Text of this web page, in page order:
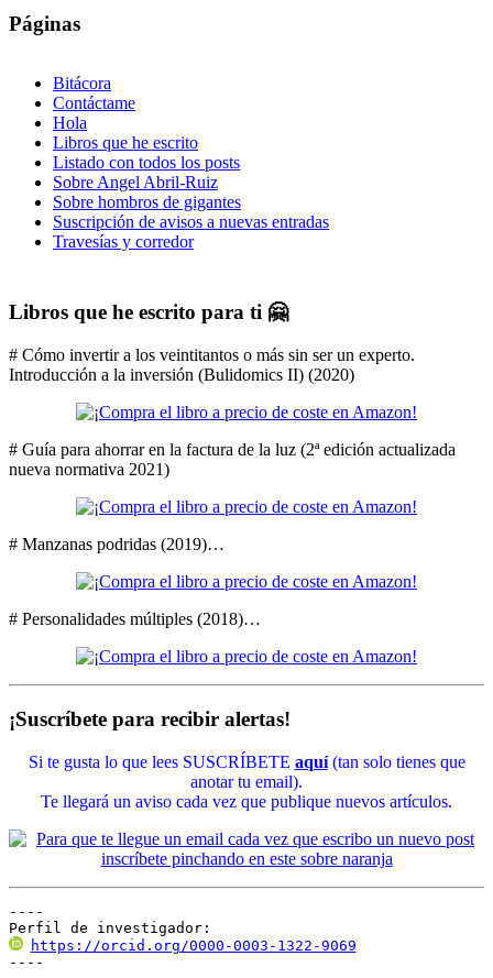
Páginas
Bitácora
Contáctame
Hola
Libros que he escrito
Listado con todos los posts
Sobre Angel Abril-Ruiz
Sobre hombros de gigantes
Suscripción de avisos a nuevas entradas
Travesías y corredor
Libros que he escrito para ti 🤗
# Cómo invertir a los veintitantos o más sin ser un experto.
Introducción a la inversión (Bulidomics II) (2020)
# Guía para ahorrar en la factura de la luz (2ª edición actualizada
nueva normativa 2021)
# Manzanas podridas (2019)…
# Personalidades múltiples (2018)…
¡Suscríbete para recibir alertas!
Si te gusta lo que lees SUSCRÍBETE aquí(tan solo tienes que
anotar tu email).
Te llegará un aviso cada vez que publique nuevos artículos.
----
Perfil de investigador:
https://orcid.org/0000-0003-1322-9069
----